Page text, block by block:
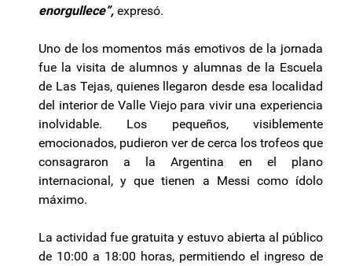
enorgullece”, expresó.
Uno de los momentos más emotivos de la jornada
fue la visita de alumnos y alumnas de la Escuela
de Las Tejas, quienes llegaron desde esa localidad
del interior de Valle Viejo para vivir una experiencia
inolvidable. Los pequeños, visiblemente
emocionados, pudieron ver de cerca los trofeos que
consagraron a la Argentina en el plano
internacional, y que tienen a Messi como ídolo
máximo.
La actividad fue gratuita y estuvo abierta al público
de 10:00 a 18:00 horas, permitiendo el ingreso de